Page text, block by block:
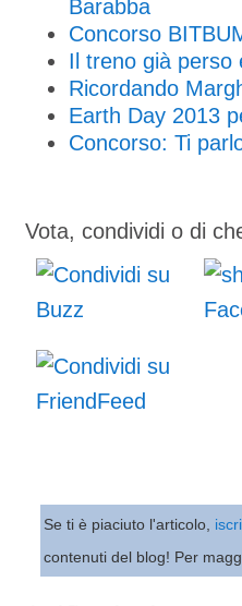
Barabba
Concorso
Il treno già perso
Ricordando
Earth Day 2013
Concorso: Ti
Vota, condividi o di
Se ti è piaciuto l'articolo,
contenuti del blog! Per